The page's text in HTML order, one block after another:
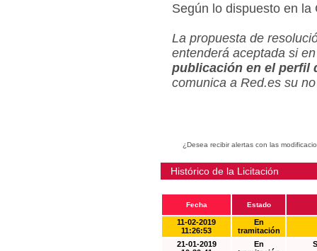
Según lo dispuesto en
La propuesta de
entenderá aceptada si
publicación en el perfil
comunica a Red.es su
¿Desea recibir alertas con las
Histórico de la Licitación
Fecha Estado
11-02-2019
11:26:53
En
tramitación
21-01-2019
En